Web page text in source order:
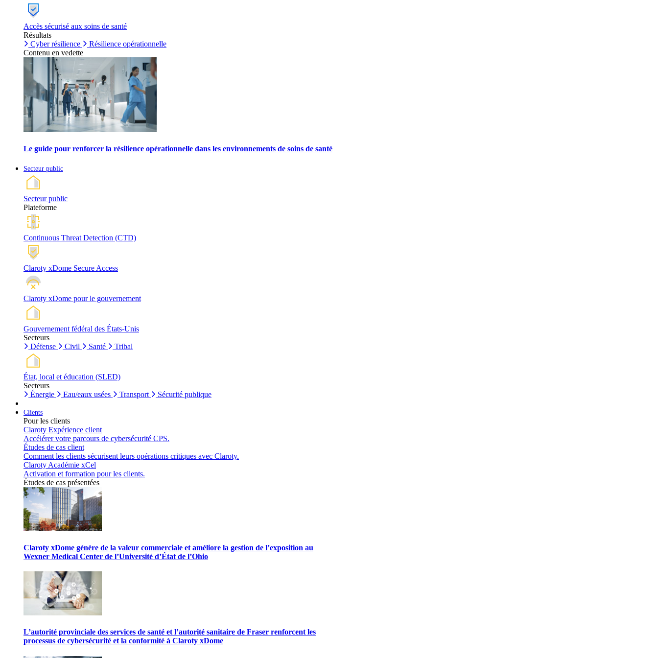
Accès sécurisé aux soins de santé
Résultats
Cyber résilience
Résilience opérationnelle
Contenu en vedette
Le guide pour renforcer la résilience opérationnelle dans les environnements de soins de santé
Secteur public
Secteur public
Plateforme
Continuous Threat Detection (CTD)
Claroty xDome Secure Access
Claroty xDome pour le gouvernement
Gouvernement fédéral des États-Unis
Secteurs
Défense
Civil Santé Tribal
État, local et éducation (SLED)
Secteurs
Énergie
Eau/eaux usées Transport Sécurité publique
Clients
Pour les clients
Claroty Expérience client
Accélérer votre parcours de cybersécurité CPS.
Études de cas client
Comment les clients sécurisent leurs opérations critiques avec Claroty.
Claroty Académie xCel
Activation et formation pour les clients.
Études de cas présentées
Claroty xDome génère de la valeur commerciale et améliore la gestion de l’exposition au
Wexner Medical Center de l’Université d’État de l’Ohio
L’autorité provinciale des services de santé et l’autorité sanitaire de Fraser renforcent les
processus de cybersécurité et la conformité à Claroty xDome